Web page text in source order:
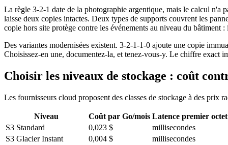
La règle 3-2-1 date de la photographie argentique, mais le calcul n'a
laisse deux copies intactes. Deux types de supports couvrent les
copie hors site protège contre les événements au niveau du
Des variantes modernisées existent. 3-2-1-1-0 ajoute une copie
Choisissez-en une, documentez-la, et tenez-vous-y. Le chiffre exact
Choisir les niveaux de stockage : coût
Les fournisseurs cloud proposent des classes de stockage à des prix
Niveau Coût par Go/mois Latence premier octet
S3 Standard
0,023 $ millisecondes
S3 Glacier Instant
0,004 $ millisecondes